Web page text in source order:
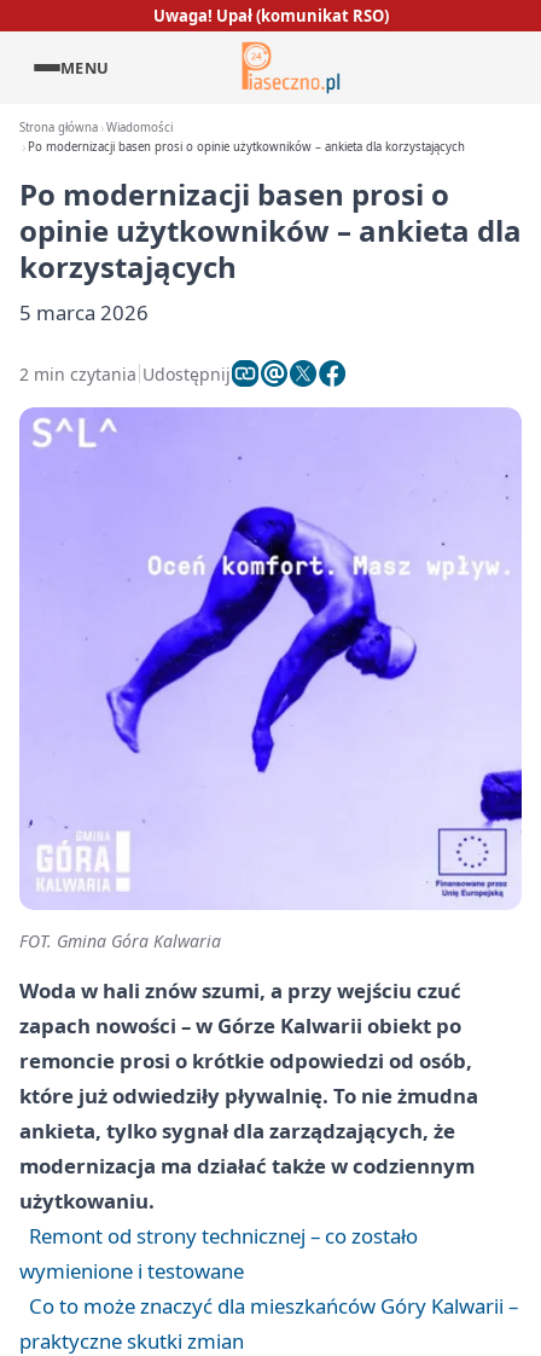
Uwaga! Upał (komunikat RSO)
MENU
Strona główna Wiadomości
Po modernizacji basen prosi o opinie użytkowników – ankieta dla korzystających
Po modernizacji basen prosi o
opinie użytkowników – ankieta dla
korzystających
5 marca 2026
2 min czytania Udostępnij
FOT. Gmina Góra Kalwaria
Woda w hali znów szumi, a przy wejściu czuć
zapach nowości – w Górze Kalwarii obiekt po
remoncie prosi o krótkie odpowiedzi od osób,
które już odwiedziły pływalnię. To nie żmudna
ankieta, tylko sygnał dla zarządzających, że
modernizacja ma działać także w codziennym
użytkowaniu.
Remont od strony technicznej – co zostało
wymienione i testowane
Co to może znaczyć dla mieszkańców Góry Kalwarii –
praktyczne skutki zmian